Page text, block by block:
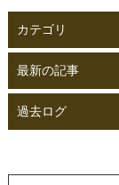
カテゴリ
最新の記事
過去ログ